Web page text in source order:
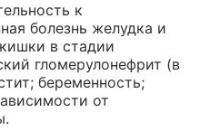
к
болезнь желудка и
в стадии
гломерулонефрит (в
беременность;
от